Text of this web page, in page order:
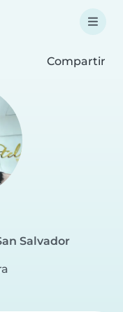
Compartir
Salvador